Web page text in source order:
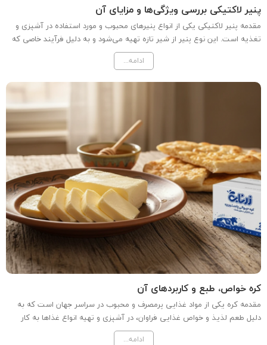
پنیر لاکتیکی بررسی ویژگی‌ها و مزایای آن
مقدمه پنیر لاکتیکی یکی از انواع پنیرهای محبوب و مورد استفاده در آشپزی و
تغذیه است. این نوع پنیر از شیر تازه تهیه می‌شود و به دلیل فرآیند خاصی که
در تولید آن به کار می‌رود، دارای ویژگی‌های منحصر به فردی است. در این مقاله
ادامه...
کره خواص، طبع و کاربردهای آن
مقدمه کره یکی از مواد غذایی پرمصرف و محبوب در سراسر جهان است که به
دلیل طعم لذیذ و خواص غذایی فراوان، در آشپزی و تهیه انواع غذاها به کار
می‌رود. در این مقاله به بررسی ویژگی‌ها، طبع، خواص و بسته‌بندی کره به ویژه
ادامه...